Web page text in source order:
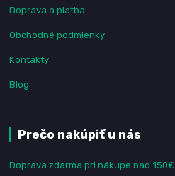
Doprava a platba
Obchodné podmienky
Kontakty
Blog
Prečo nakúpiť u nás
Doprava zdarma pri nákupe nad 150€